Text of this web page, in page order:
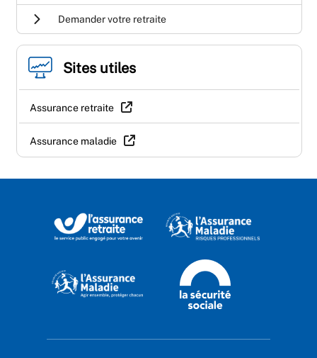
Demander votre retraite
Sites utiles
Assurance retraite
Assurance maladie